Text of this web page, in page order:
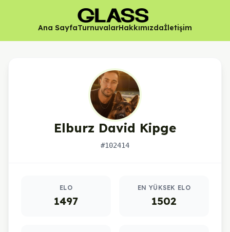
Ana SayfaTurnuvalarHakkımızdaİletişim
Elburz David Kipge
#102414
ELO
1497
EN YÜKSEK ELO
1502